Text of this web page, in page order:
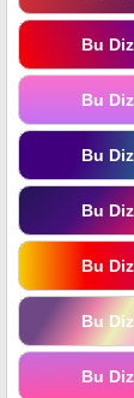
Bu
Bu
Bu
Bu
Bu
Bu
Bu